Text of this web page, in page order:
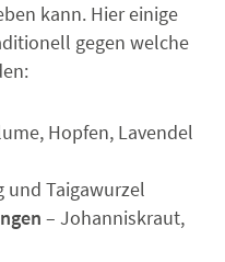
kann. Hier einige
gegen welche
Hopfen, Lavendel
und Taigawurzel
– Johanniskraut,